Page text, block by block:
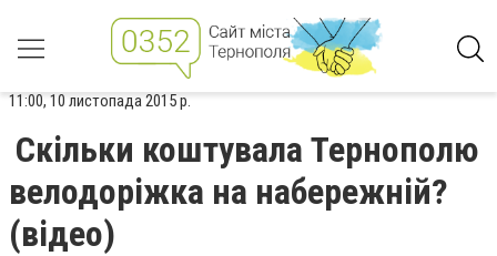
11:00, 10 листопада 2015 р.
Скільки коштувала Тернополю
велодоріжка на набережній?
(відео)